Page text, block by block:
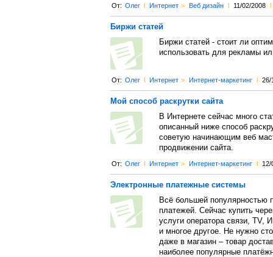
От: Олег l Интернет > Веб дизайн l 11/02/2008 l
Биржи статей
Биржи статей - стоит ли
использовать для рекламы
От: Олег l Интернет > Интернет-маркетинг l 26/
Мой способ раскрутки сайта
В Интернете сейчас много
описанный ниже способ
советую начинающим веб
продвижении сайта.
От: Олег l Интернет > Интернет-маркетинг l 12/
Электронные платежные системы
Всё большей популярностью
платежей. Сейчас купить
услуги оператора связи, TV,
и многое другое. Не нужно
даже в магазин – товар
наиболее популярные